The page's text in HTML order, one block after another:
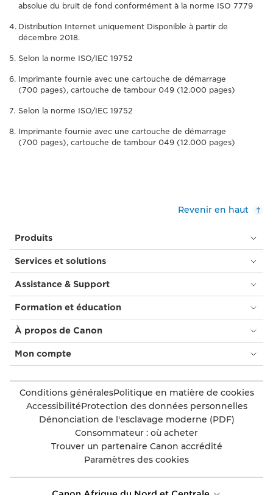
absolue du bruit de fond conformément à la norme ISO 7779
Distribution Internet uniquement Disponible à partir de
décembre 2018.
Selon la norme ISO/IEC 19752
Imprimante fournie avec une cartouche de démarrage
(700 pages), cartouche de tambour 049 (12.000 pages)
Selon la norme ISO/IEC 19752
Imprimante fournie avec une cartouche de démarrage
(700 pages), cartouche de tambour 049 (12.000 pages)
Revenir en haut
Produits
Services et solutions
Assistance & Support
Formation et éducation
À propos de Canon
Mon compte
Conditions généralesPolitique en matière de cookies
AccessibilitéProtection des données personnelles
Dénonciation de l'esclavage moderne (PDF)
Consommateur : où acheter
Trouver un partenaire Canon accrédité
Paramètres des cookies